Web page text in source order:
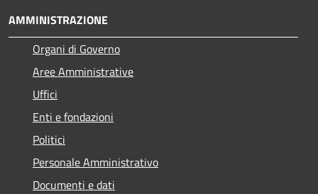
AMMINISTRAZIONE
Organi di Governo
Aree Amministrative
Uffici
Enti e fondazioni
Politici
Personale Amministrativo
Documenti e dati